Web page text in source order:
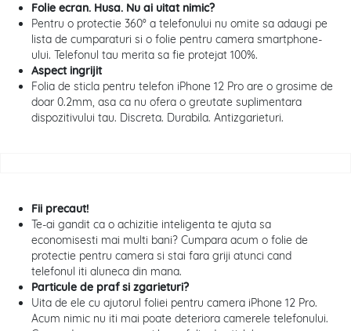
Folie ecran. Husa. Nu ai uitat nimic?
Pentru o protectie 360° a telefonului nu omite sa adaugi pe
lista de cumparaturi si o folie pentru camera smartphone-
ului. Telefonul tau merita sa fie protejat 100%.
Aspect ingrijit
Folia de sticla pentru telefon iPhone 12 Pro are o grosime de
doar 0.2mm, asa ca nu ofera o greutate suplimentara
dispozitivului tau. Discreta. Durabila. Antizgarieturi.
Fii precaut!
Te-ai gandit ca o achizitie inteligenta te ajuta sa
economisesti mai multi bani? Cumpara acum o folie de
protectie pentru camera si stai fara griji atunci cand
telefonul iti aluneca din mana.
Particule de praf si zgarieturi?
Uita de ele cu ajutorul foliei pentru camera iPhone 12 Pro.
Acum nimic nu iti mai poate deteriora camerele telefonului.